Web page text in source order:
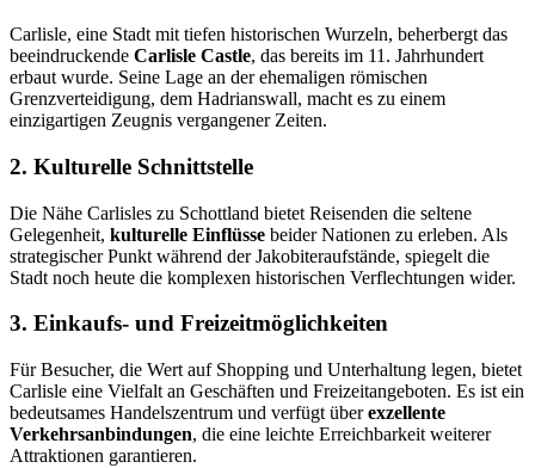
Carlisle, eine Stadt mit tiefen historischen Wurzeln, beherbergt das
beeindruckende Carlisle Castle, das bereits im 11. Jahrhundert
erbaut wurde. Seine Lage an der ehemaligen römischen
Grenzverteidigung, dem Hadrianswall, macht es zu einem
einzigartigen Zeugnis vergangener Zeiten.
2. Kulturelle Schnittstelle
Die Nähe Carlisles zu Schottland bietet Reisenden die seltene
Gelegenheit, kulturelle Einflüsse beider Nationen zu erleben. Als
strategischer Punkt während der Jakobiteraufstände, spiegelt die
Stadt noch heute die komplexen historischen Verflechtungen wider.
3. Einkaufs- und Freizeitmöglichkeiten
Für Besucher, die Wert auf Shopping und Unterhaltung legen, bietet
Carlisle eine Vielfalt an Geschäften und Freizeitangeboten. Es ist ein
bedeutsames Handelszentrum und verfügt überexzellente
Verkehrsanbindungen, die eine leichte Erreichbarkeit weiterer
Attraktionen garantieren.